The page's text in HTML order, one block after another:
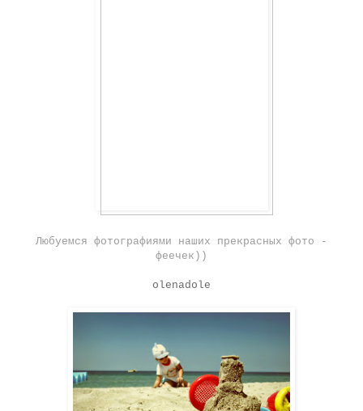
Любуемся фотографиями наших прекрасных фото -
феечек))
olenadole